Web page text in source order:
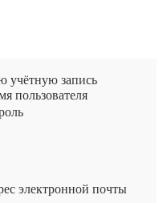
учётную запись
пользователя
электронной почты